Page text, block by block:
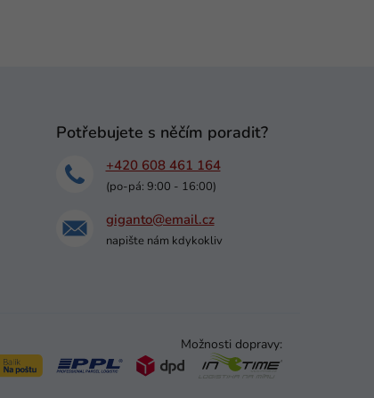
Potřebujete s něčím poradit?
+420 608 461 164
(po-pá: 9:00 - 16:00)
giganto@email.cz
napište nám kdykokliv
Možnosti dopravy: